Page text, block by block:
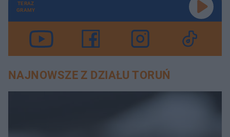
TERAZ
GRAMY
NAJNOWSZE Z DZIAŁU TORUŃ